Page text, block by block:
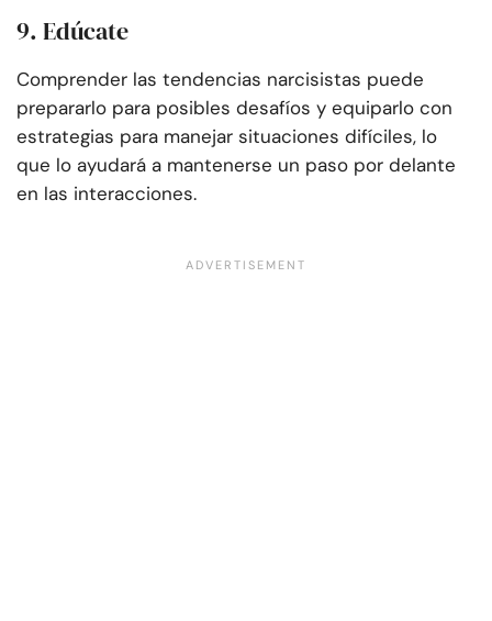
9. Edúcate
Comprender las tendencias narcisistas puede
prepararlo para posibles desafíos y equiparlo con
estrategias para manejar situaciones difíciles, lo
que lo ayudará a mantenerse un paso por delante
en las interacciones.